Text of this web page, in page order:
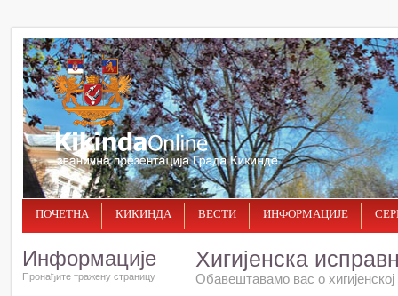
ПОЧЕТНА КИКИНДА ВЕСТИ ИНФОРМАЦИЈЕ
Информације
Пронађите тражену страницу
Хигијенска
Обавештавамо вас о